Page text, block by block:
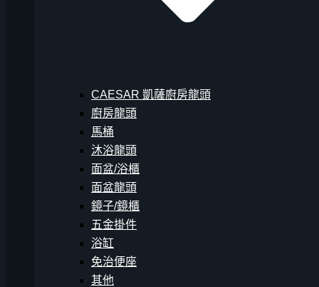
CAESAR 凱薩廚房龍頭
廚房龍頭
馬桶
沐浴龍頭
面盆/浴櫃
面盆龍頭
鏡子/鏡櫃
五金掛件
浴缸
免治便座
其他